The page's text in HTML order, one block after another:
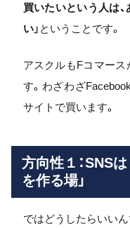
買いたいという人は
い」ということです。
アスクルもFコマース
す。わざわざ
サイトで買います。
方向性１：SNS
を作る場」
ではどうしたらいいん